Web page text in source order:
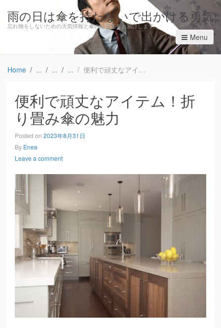
雨の日は傘を持たないで出かける勇気
忘れ物をしないための天気情報と傘の必要性をお届けします。
Menu
Home 便利で頑丈なアイテム！折り畳み傘の魅力
便利で頑丈なアイテム！折
り畳み傘の魅力
Posted on 2023年8月31日
By Enea
Leave a comment